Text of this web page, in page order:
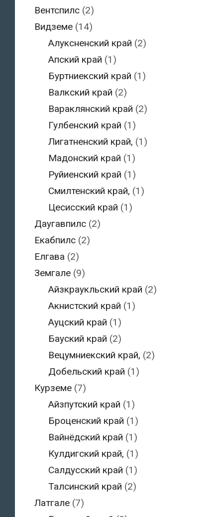
Вентспилс(2)
Видземе(14)
Алуксненский край (2)
Апский край (1)
Буртниекский край (1)
Валкский край (2)
Вараклянский край (2)
Гулбенский край (1)
Лигатненский край, (1)
Мадонский край (1)
Руйиенский край (1)
Смилтенский край, (1)
Цесисский край (1)
Даугавпилс(2)
Екабпилс(2)
Елгава (2)
Земгале(9)
Айзкраукльский край (2)
Акнистский край (1)
Ауцский край (1)
Бауский край (2)
Вецумниекский край, (2)
Добельский край (1)
Курземе(7)
Айзпутский край (1)
Броценский край (1)
Вайнёдский край (1)
Кулдигский край, (1)
Салдусский край (1)
Талсинский край (2)
Латгале(7)